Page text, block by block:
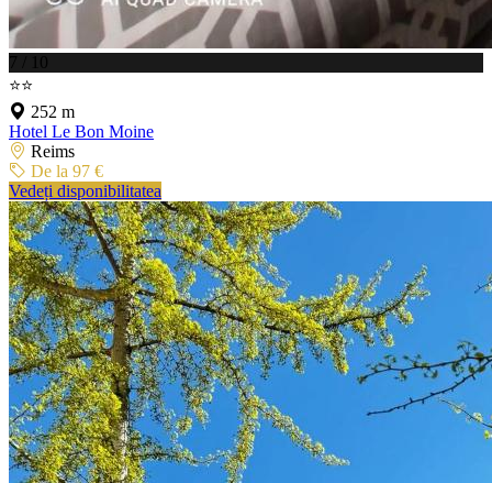
7 / 10
⭐⭐
252 m
Hotel Le Bon Moine
Reims
De la 97 €
Vedeți disponibilitatea